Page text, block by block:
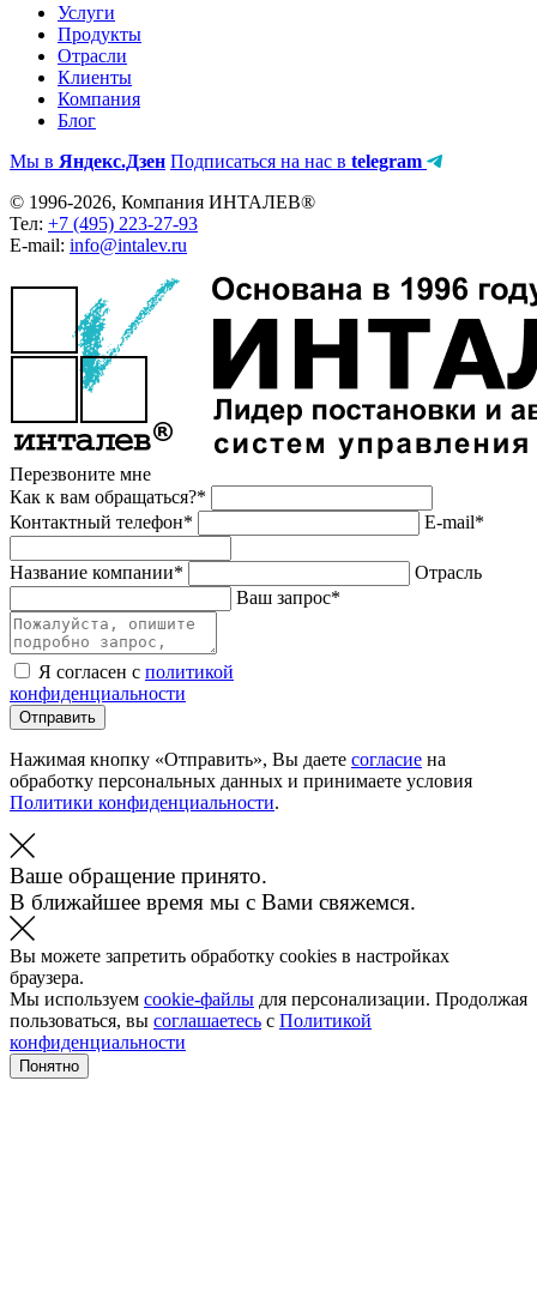
Услуги
Продукты
Отрасли
Клиенты
Компания
Блог
Мы в Яндекс.Дзен Подписаться на нас в telegram
© 1996-2026, Компания ИНТАЛЕВ®
Тел: +7 (495) 223-27-93
E-mail: info@intalev.ru
Перезвоните мне
Как к вам обращаться?*
Контактный телефон*
E-mail*
Название компании*
Отрасль
Ваш запрос*
Я согласен с политикой
конфиденциальности
Отправить
Нажимая кнопку «Отправить», Вы даете согласие на
обработку персональных данных и принимаете условия
Политики конфиденциальности.
Ваше обращение принято.
В ближайшее время мы с Вами свяжемся.
Вы можете запретить обработку cookies в настройках
браузера.
Мы используем cookie-файлы для персонализации. Продолжая
пользоваться, вы соглашаетесь с Политикой
конфиденциальности
Понятно